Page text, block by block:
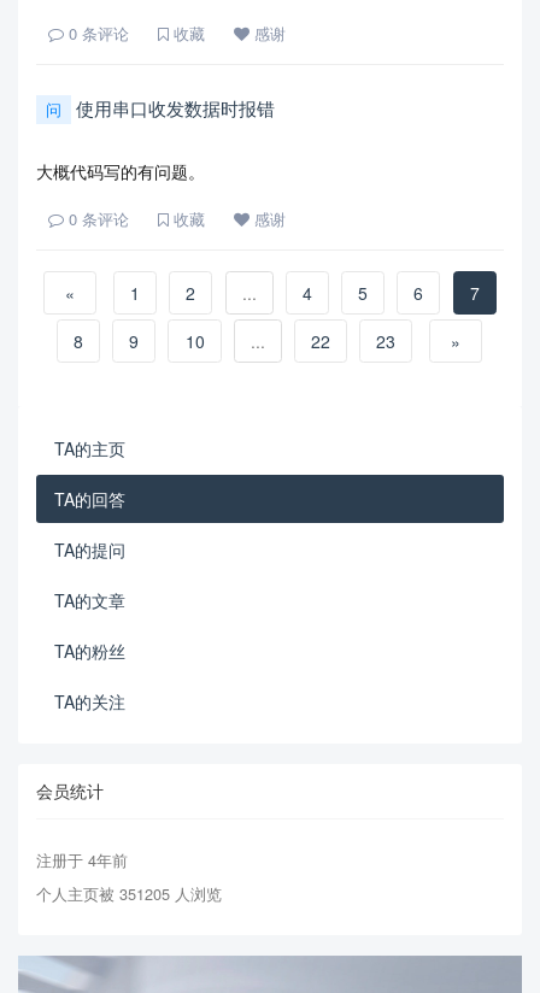
0 条评论 收藏 感谢
问 使用串口收发数据时报错
大概代码写的有问题。
0 条评论 收藏 感谢
« 1 2 ... 4 5 6
7
8
9 10 ... 22 23 »
TA的主页
TA的回答
TA的提问
TA的文章
TA的粉丝
TA的关注
会员统计
注册于 4年前
个人主页被 351205 人浏览